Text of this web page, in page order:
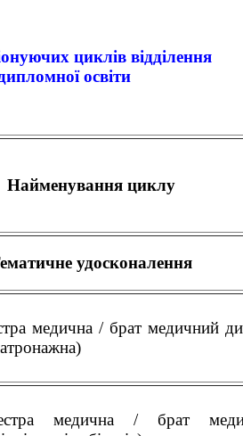
циклів відділення
освіти
Найменування циклу
удосконалення
медична / брат медичний
медична / брат